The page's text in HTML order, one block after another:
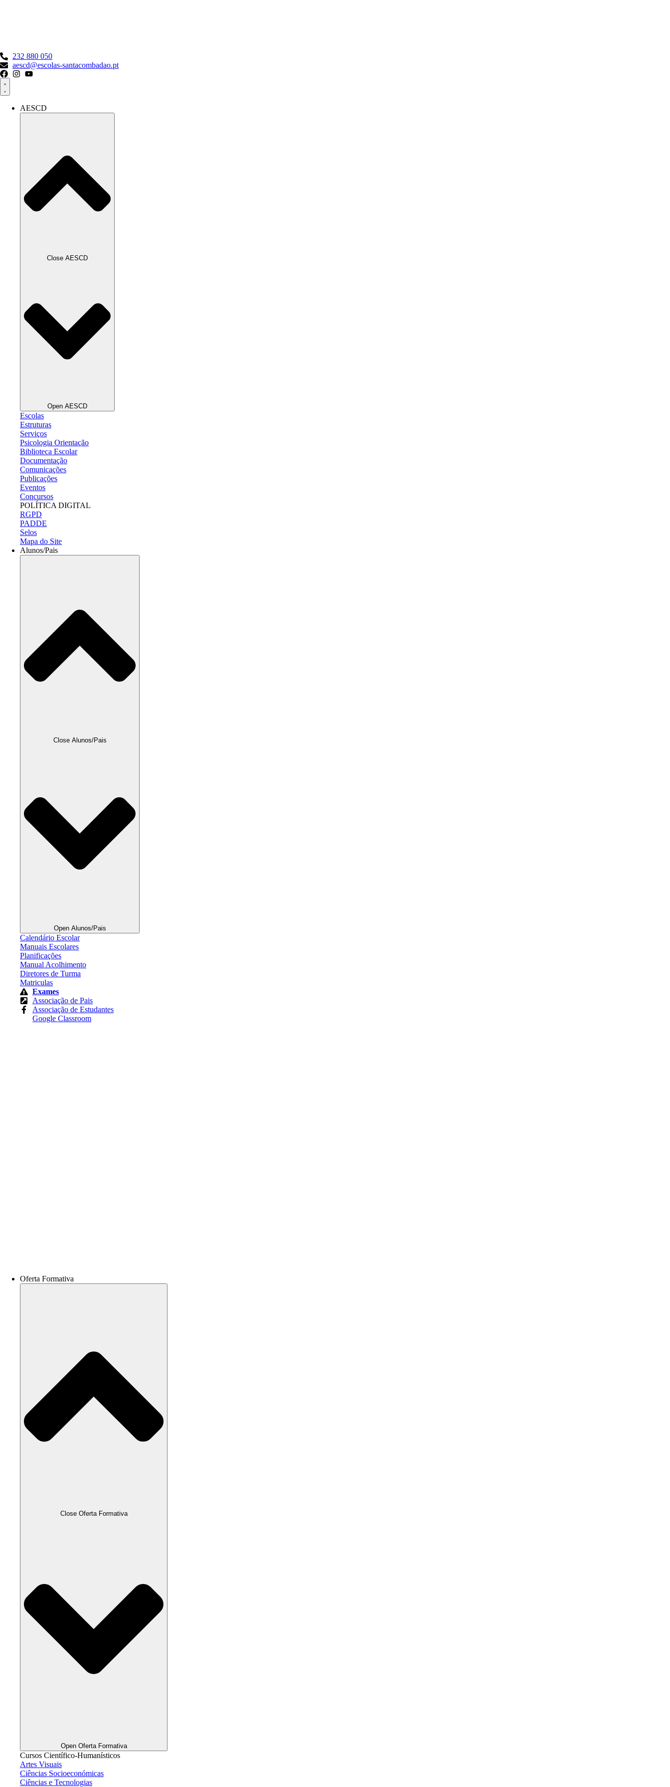
232 880 050
aescd@escolas-santacombadao.pt
AESCD
Close AESCD
Open AESCD
Escolas
Estruturas
Serviços
Psicologia Orientação
Biblioteca Escolar
Documentação
Comunicações
Publicações
Eventos
Concursos
POLÍTICA DIGITAL
RGPD
PADDE
Selos
Mapa do Site
Alunos/Pais
Close Alunos/Pais
Open Alunos/Pais
Calendário Escolar
Manuais Escolares
Planificações
Manual Acolhimento
Diretores de Turma
Matriculas
Exames
Associação de Pais
Associação de Estudantes
Google Classroom
Oferta Formativa
Close Oferta Formativa
Open Oferta Formativa
Cursos Científico-Humanísticos
Artes Visuais
Ciências Socioeconómicas
Ciências e Tecnologias